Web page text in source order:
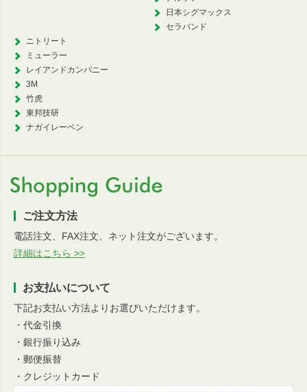
日本シグマックス
セラバンド
ニトリート
ミューラー
レイアンドカンパニー
3M
竹虎
東邦技研
ナガイレーベン
ご注文方法
電話注文、FAX注文、ネット注文がございます。
詳細はこちら >>
お支払いについて
下記お支払い方法よりお選びいただけます。
・代金引換
・銀行振り込み
・郵便振替
・クレジットカード